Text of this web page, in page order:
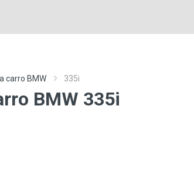
carro BMW 335i
BMW 335i